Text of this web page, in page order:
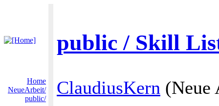
public / Skill
Home
NeueArbeit/
public/
ClaudiusKern